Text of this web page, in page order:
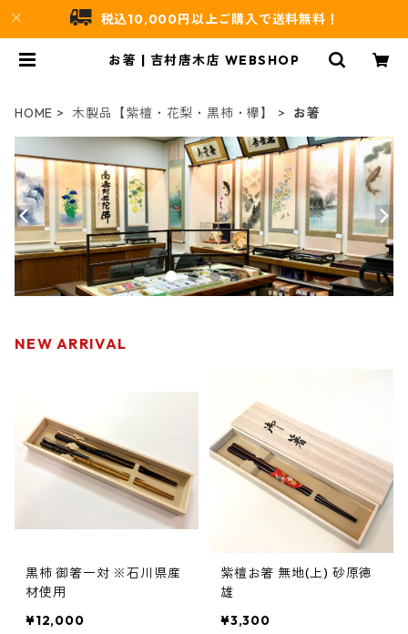
税込10,000円以上ご購入で送料無料！
お箸 | 吉村唐木店 WEBSHOP
HOME 木製品【紫檀・花梨・黒柿・欅】 お箸
NEW ARRIVAL
黒柿 御箸一対 ※石川県産
材使用
¥12,000
紫檀お箸 無地(上) 砂原徳
雄
¥3,300